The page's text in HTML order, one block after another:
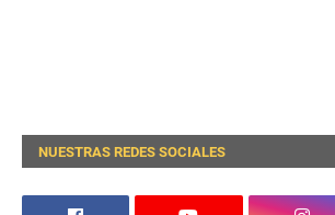
NUESTRAS REDES SOCIALES